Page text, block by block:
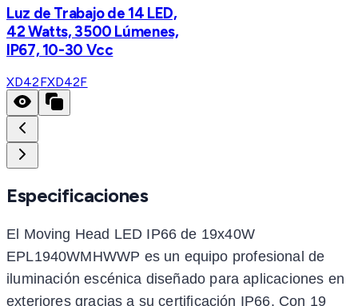
Luz de Trabajo de 14 LED,
42 Watts, 3500 Lúmenes,
IP67, 10-30 Vcc
XD42FXD42F
Especificaciones
El Moving Head LED IP66 de 19x40W
EPL1940WMHWWP es un equipo profesional de
iluminación escénica diseñado para aplicaciones en
exteriores gracias a su certificación IP66. Con 19